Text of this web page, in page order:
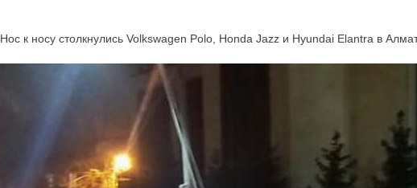
Нос к носу столкнулись Volkswagen Polo, Honda Jazz и Hyundai Elantra в